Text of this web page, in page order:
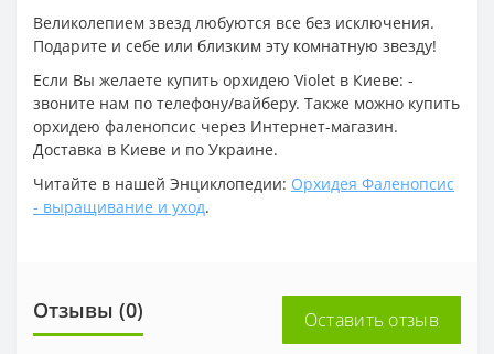
Великолепием звезд любуются все без исключения.
Подарите и себе или близким эту комнатную звезду!
Если Вы желаете купить орхидею Violet в Киеве: -
звоните нам по телефону/вайберу. Также можно купить
орхидею фаленопсис через Интернет-магазин.
Доставка в Киеве и по Украине.
Читайте в нашей Энциклопедии: Орхидея Фаленопсис
- выращивание и уход.
Отзывы (0) Оставить отзыв